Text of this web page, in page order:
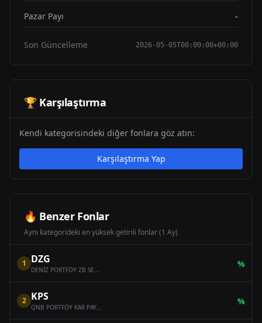
Pazar Payı -
Son Güncelleme 2026-05-05T00:00:00+00:00
🏆 Karşılaştırma
Kendi kategorisindeki diğer fonlara göz atın:
Karşılaştırma Yap
🔥 Benzer Fonlar
Aynı kategorideki en yüksek getirili fonlar (1 Ay)
1 DZG
DENİZ PORTFÖY ZB SERBEST (DÖVİZ) ÖZEL FON
%
2 KPS
QNB PORTFÖY KAR PAYI ÖDEYEN ONİKİNCİ SERBEST (DÖVİZ) FON
%